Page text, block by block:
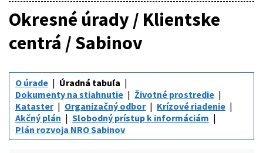
Okresné úrady / Klientske
centrá / Sabinov
O úrade
Úradná tabuľa
Dokumenty na stiahnutie
Životné prostredie
Kataster
Organizačný odbor
Krízové riadenie
Akčný plán
Slobodný prístup k informáciám
Plán rozvoja NRO Sabinov